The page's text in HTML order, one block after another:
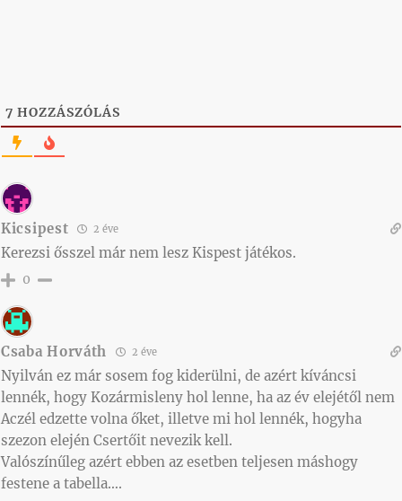
7 HOZZÁSZÓLÁS
Kicsipest 2 éve
Kerezsi ősszel már nem lesz Kispest játékos.
0
Csaba Horváth 2 éve
Nyilván ez már sosem fog kiderülni, de azért kíváncsi
lennék, hogy Kozármisleny hol lenne, ha az év elejétől nem
Aczél edzette volna őket, illetve mi hol lennék, hogyha
szezon elején Csertőit nevezik kell.
Valószínűleg azért ebben az esetben teljesen máshogy
festene a tabella….